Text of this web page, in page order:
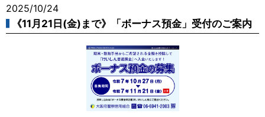
2025/10/24
《11月21日(金)まで》「ボーナス預金」受付のご案内